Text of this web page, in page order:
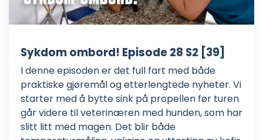
Sykdom ombord! Episode 28 S2 [39]
I denne episoden er det full fart med både
praktiske gjøremål og etterlengtede nyheter. Vi
starter med å bytte sink på propellen før turen
går videre til veterinæren med hunden, som har
slitt litt med magen. Det blir både